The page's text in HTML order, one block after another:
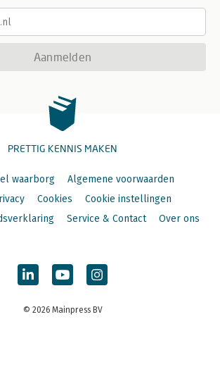
Aanmelden
PRETTIG KENNIS MAKEN
waarborg
Algemene voorwaarden
Cookies
Cookie instellingen
Service & Contact Over ons
© 2026 Mainpress BV